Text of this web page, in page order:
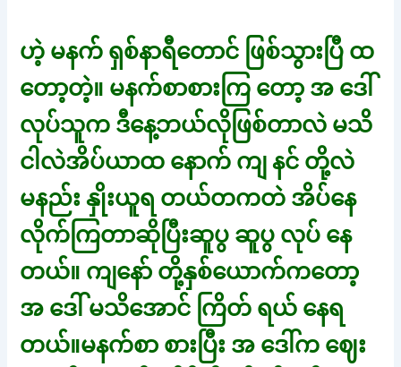
ဟဲ့ မနက် ရှစ်နာရီတောင် ဖြစ်သွားပြီ ထ
တော့တဲ့။ မနက်စာစားကြ တော့ အ ဒေါ်
လုပ်သူက ဒီနေ့ဘယ်လိုဖြစ်တာလဲ မသိ
ငါလဲအိပ်ယာထ နောက် ကျ နင် တို့လဲ
မနည်း နှိုးယူရ တယ်တကတဲ အိပ်နေ
လိုက်ကြတာဆိုပြီးဆူပွ ဆူပွ လုပ် နေ
တယ်။ ကျနော် တို့နှစ်ယောက်ကတော့
အ ဒေါ် မသိအောင် ကြိတ် ရယ် နေရ
တယ်။မနက်စာ စားပြီး အ ဒေါ်က ဈေး